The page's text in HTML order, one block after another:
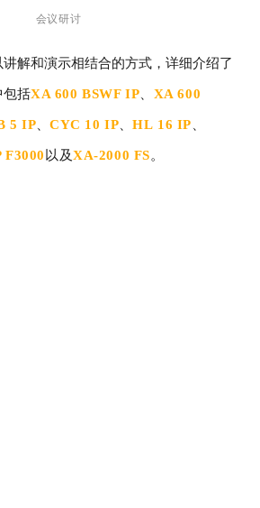
会议研讨
解和演示相结合的方式，详细介绍了
包括XA 600 BSWF IP XA 600
5 IP 、CYC 10 IP 、HL 16 IP
F3000 以及XA-2000 FS。